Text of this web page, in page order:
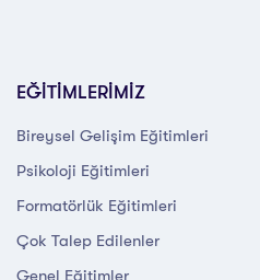
EĞİTİMLERİMİZ
Bireysel Gelişim Eğitimleri
Psikoloji Eğitimleri
Formatörlük Eğitimleri
Çok Talep Edilenler
Genel Eğitimler